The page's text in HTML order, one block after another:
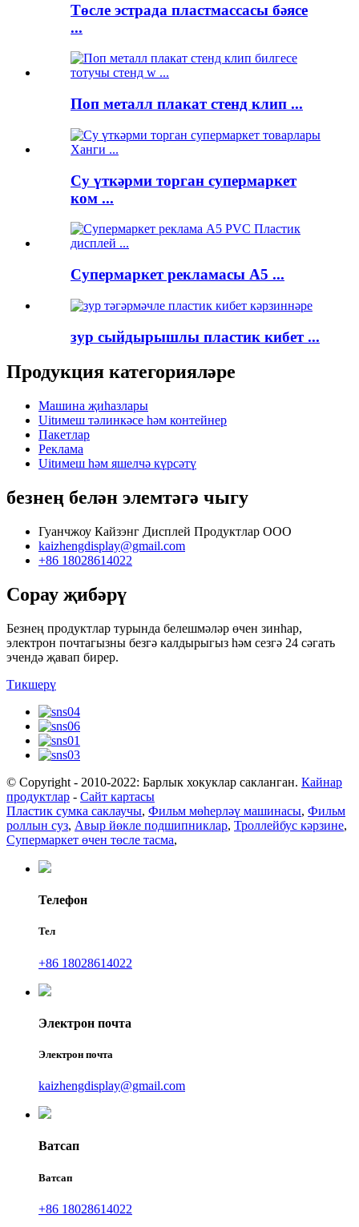
Төсле эстрада пластмассасы бәясе
...
Поп металл плакат стенд клип ...
Су үткәрми торган супермаркет
ком ...
Супермаркет рекламасы A5 ...
зур сыйдырышлы пластик кибет ...
Продукция категорияләре
Машина җиһазлары
Uitимеш тәлинкәсе һәм контейнер
Пакетлар
Реклама
Uitимеш һәм яшелчә күрсәтү
безнең белән элемтәгә чыгу
Гуанчжоу Кайзэнг Дисплей Продуктлар ООО
kaizhengdisplay@gmail.com
+86 18028614022
Сорау җибәрү
Безнең продуктлар турында белешмәләр өчен зинһар,
электрон почтагызны безгә калдырыгыз һәм сезгә 24 сәгать
эчендә җавап бирер.
Тикшерү
© Copyright - 2010-2022: Барлык хокуклар сакланган. Кайнар
продуктлар - Сайт картасы
Пластик сумка саклаучы, Фильм мөһерләү машинасы, Фильм
роллын суз, Авыр йөкле подшипниклар, Троллейбус кәрзине,
Супермаркет өчен төсле тасма,
Телефон
Тел
+86 18028614022
Электрон почта
Электрон почта
kaizhengdisplay@gmail.com
Ватсап
Ватсап
+86 18028614022